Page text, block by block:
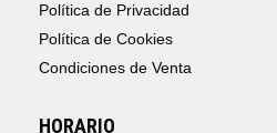
Política de Privacidad
Política de Cookies
Condiciones de Venta
HORARIO